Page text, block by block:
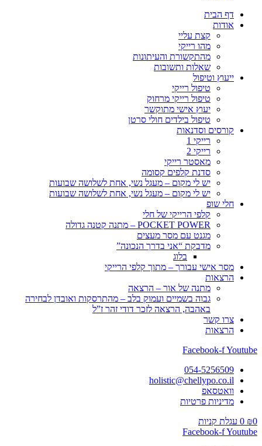
דף הבית
אודות
קצת עליי
מהו רייקי
מהתקשורת והעיתונות
שאלות ותשובות
ייעוץ וטיפול
טיפול רייקי
טיפול רייקי מרחוק
יעוץ אישי מתוקשר
טיפול בילדים חולי סרטן
קורסים וסדנאות
רייקי 1
רייקי 2
מאסטר רייקי
סדנת קלפים קסומה
יש לי מקום – מעגל נשי, אחת לשלושה שבועות
יש לי מקום – מעגל נשי, אחת לשלושה שבועות
חלי שופ
קלפי הרייקי של חלי
POCKET POWER – מתנה קטנה גדולה
מגנט עם מסר מעצים
מדבקת “אני בדרך הנכונה”
בלוג
מסר אישי עבורך – מתוך קלפי הרייקי
הרצאות
מתנה של אור – הרצאה
גבוה בשמיים ועמוק בלב – מהתרסקות ואובדן לבחירה
באהבה, הרצאה לזכר דודי זהר ז”ל
צרו קשר
הרצאות
Facebook-fYoutube
054-5256509
holistic@chellypo.co.il
וואטסאפ
מדיניות פרטיות
₪0
0 עגלת קניות
Facebook-fYoutube